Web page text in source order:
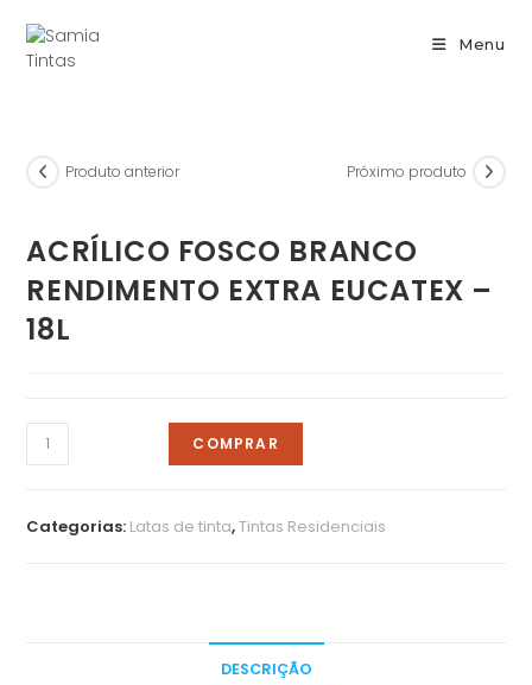
Menu
Produto anterior Próximo produto
ACRÍLICO FOSCO BRANCO
RENDIMENTO EXTRA EUCATEX –
18L
COMPRAR
Categorias: Latas de tinta,Tintas Residenciais
DESCRIÇÃO